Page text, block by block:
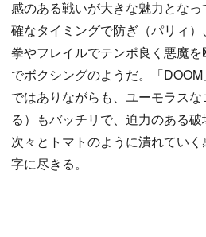
感のある戦いが大きな魅力とな
確なタイミングで防ぎ（パリィ）
拳やフレイルでテンポ良く悪魔
でボクシングのようだ。「
ではありながらも、ユーモラス
る）もバッチリで、迫力のある
次々とトマトのように潰れてい
字に尽きる。